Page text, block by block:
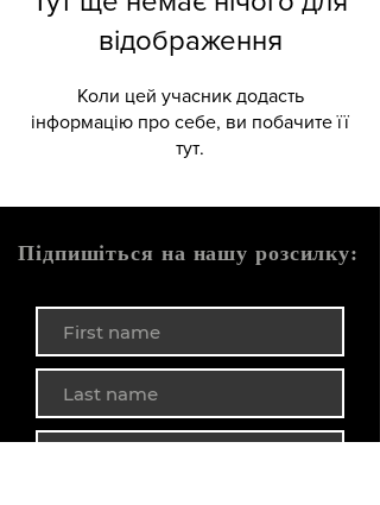
відображення
Коли цей учасник додасть
інформацію про себе, ви побачите її
тут.
Підпишіться на нашу розсилку: